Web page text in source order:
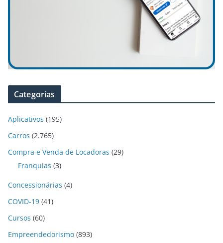
Categorias
Aplicativos (195)
Carros (2.765)
Compra e Venda de Locadoras (29)
Franquias (3)
Concessionárias (4)
COVID-19 (41)
Cursos (60)
Empreendedorismo (893)